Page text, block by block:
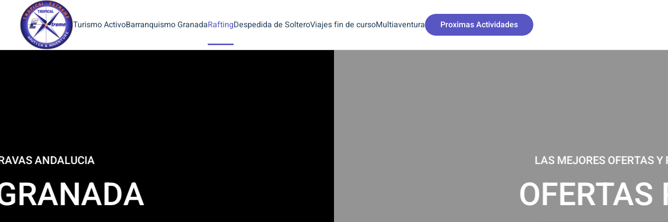
Turismo ActivoBarranquismo GranadaRaftingDespedida de SolteroViajes fin de cursoMultiaventura Proximas Actividades
OFERTAS RAFTING GRANADA